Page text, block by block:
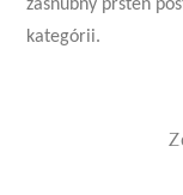
zásnubný prsteň
kategórii.